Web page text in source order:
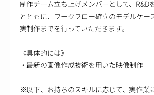
制作チーム立ち上げメンバーとして、R&D
とともに、ワークフロー確立のモデルケー
実制作までを行っていただきます。
《具体的には》
・最新の画像作成技術を用いた映像制作
※以下、お持ちのスキルに応じて、実作業